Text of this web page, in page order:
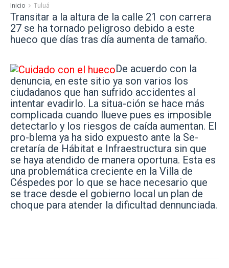
Inicio Tuluá
Transitar a la altura de la calle 21 con carrera
27 se ha tornado peligroso debido a este
hueco que días tras día aumenta de tamaño.
De acuerdo con la
denuncia, en este sitio ya son varios los
ciudadanos que han sufrido accidentes al
intentar evadirlo. La situa-ción se hace más
complicada cuando llueve pues es imposible
detectarlo y los riesgos de caída aumentan. El
pro-blema ya ha sido expuesto ante la Se-
cretaría de Hábitat e Infraestructura sin que
se haya atendido de manera oportuna. Esta es
una problemática creciente en la Villa de
Céspedes por lo que se hace necesario que
se trace desde el gobierno local un plan de
choque para atender la dificultad dennunciada.